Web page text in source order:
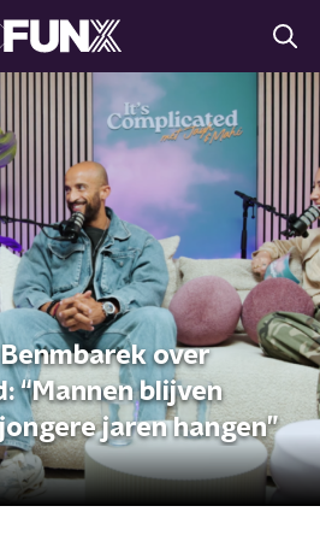
over
“Mannen blijven
jaren hangen”